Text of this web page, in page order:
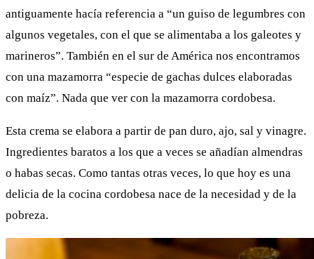
antiguamente hacía referencia a “un guiso de legumbres con
algunos vegetales, con el que se alimentaba a los galeotes y
marineros”. También en el sur de América nos encontramos
con una mazamorra “especie de gachas dulces elaboradas
con maíz”. Nada que ver con la mazamorra cordobesa.
Esta crema se elabora a partir de pan duro, ajo, sal y vinagre.
Ingredientes baratos a los que a veces se añadían almendras
o habas secas. Como tantas otras veces, lo que hoy es una
delicia de la cocina cordobesa nace de la necesidad y de la
pobreza.